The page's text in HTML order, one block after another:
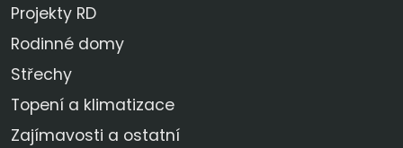
Projekty RD
Rodinné domy
Střechy
Topení a klimatizace
Zajímavosti a ostatní